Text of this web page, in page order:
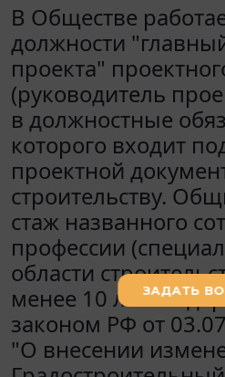
В Обществе
должности
проекта"
(руководитель
в должностные
которого входит
проектной
строительству.
стаж названного
профессии
области
менее 10 лет.
законом РФ от
"О внесении